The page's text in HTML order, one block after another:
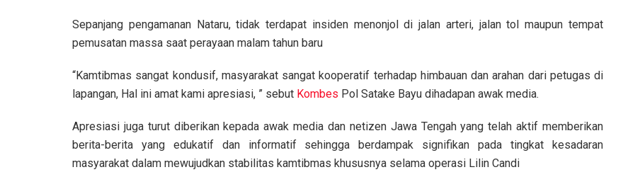
Sepanjang pengamanan Nataru, tidak terdapat insiden menonjol di jalan arteri, jalan tol maupun tempat
pemusatan massa saat perayaan malam tahun baru
“Kamtibmas sangat kondusif, masyarakat sangat kooperatif terhadap himbauan dan arahan dari petugas di
lapangan, Hal ini amat kami apresiasi, ” sebut Kombes Pol Satake Bayu dihadapan awak media.
Apresiasi juga turut diberikan kepada awak media dan netizen Jawa Tengah yang telah aktif memberikan
berita-berita yang edukatif dan informatif sehingga berdampak signifikan pada tingkat kesadaran
masyarakat dalam mewujudkan stabilitas kamtibmas khususnya selama operasi Lilin Candi